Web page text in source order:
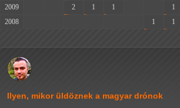
2009
2 1 1 1
2008
1 1
Ilyen, mikor üldöznek a magyar drónok